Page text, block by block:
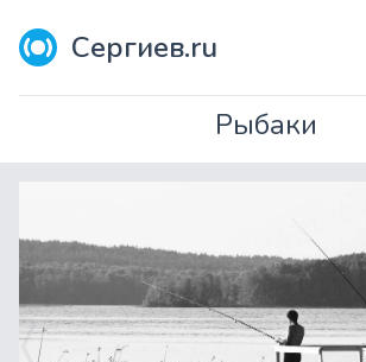
Сергиев.ru
Рыбаки